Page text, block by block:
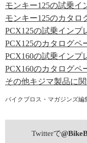
モンキー125の試乗イ
モンキー125のカタロ
PCX125の試乗インプ
PCX125のカタログペ
PCX160の試乗インプ
PCX160のカタログペ
その他キジマ製品に
バイクブロス・マガジンズ編
Twitterで